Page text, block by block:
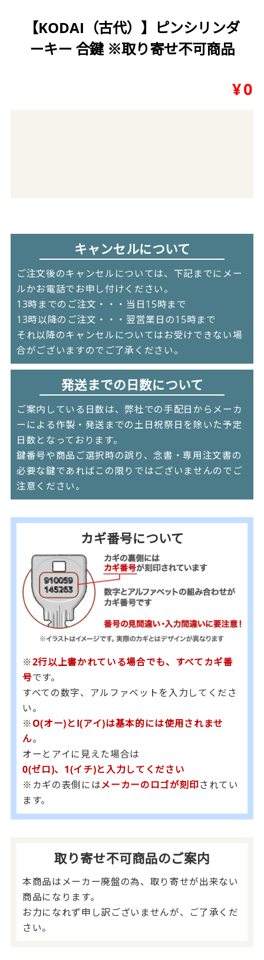
【KODAI（古代）】ピンシリンダ
ーキー 合鍵 ※取り寄せ不可商品
¥0
キャンセルについて
ご注文後のキャンセルについては、下記までにメー
ルかお電話でお申し付けください。
13時までのご注文・・・当日15時まで
13時以降のご注文・・・翌営業日の15時まで
それ以降のキャンセルについてはお受けできない場
合がございますのでご了承ください。
発送までの日数について
ご案内している日数は、弊社での手配日からメーカ
ーによる作製・発送までの土日祝祭日を除いた予定
日数となっております。
鍵番号や商品ご選択時の誤り、念書・専用注文書の
必要な鍵であればこの限りではございませんのでご
注意ください。
カギ番号について
※2行以上書かれている場合でも、すべてカギ番
号です。
すべての数字、アルファベットを入力してくださ
い。
※O(オー)とI(アイ)は基本的には使用されませ
ん。
オーとアイに見えた場合は
0(ゼロ)、1(イチ)と入力してください
※カギの表側にはメーカーのロゴが刻印されてい
ます。
取り寄せ不可商品のご案内
本商品はメーカー廃盤の為、取り寄せが出来ない
商品になります。
お力になれず申し訳ございませんが、ご了承くだ
さい。